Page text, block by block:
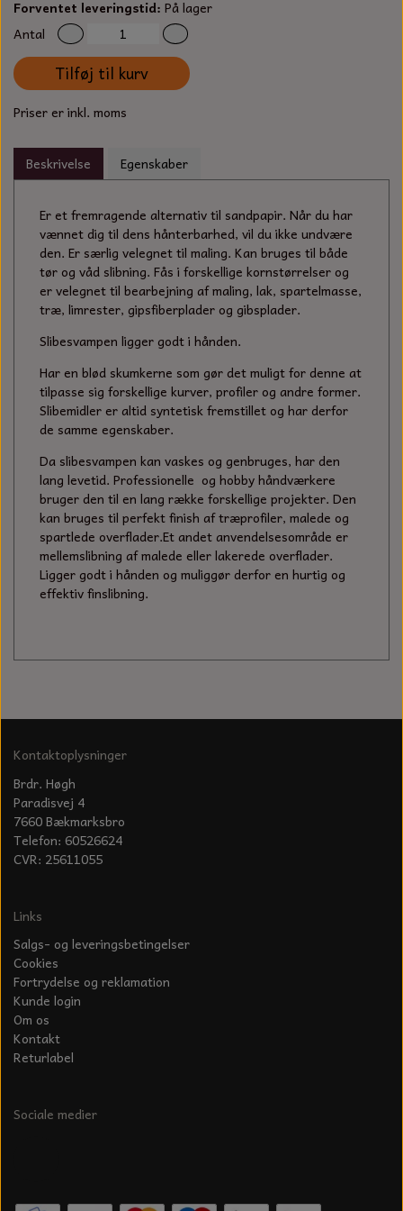
SORTIMENT
FORANKRING
TECUMSEH
OLIE TIL SMÅMOTORER & HAVEMASKINER
SPÆNDEBÅND
BENSINSLANGE OG FILTRE
STARTSNOR OG TILBEHØR
UNIVERSAL KABLER OG TILBEHØR
KÆDER TIL MOTORSAV
SMERGELLÆRRED
KLINGSPOR
STIKSAV KLINGER
BATTERILADEAPPARAT
KNIVE OG TILBEHØR
MEJSLER
VÆRKTØJSSÆT
FEDTPRESSER
Forventet leveringstid: På lager
Antal
Tilføj til kurv
Priser er inkl. moms
Beskrivelse Egenskaber
Er et fremragende alternativtil sandpapir. Når du har
vænnet dig til dens hånterbarhed, vil du ikke undvære
den. Er særlig velegnet til maling. Kan bruges til både
tør og våd slibning. Fås i forskellige kornstørrelser og
er velegnet til bearbejning af maling, lak, spartelmasse,
træ, limrester, gipsfiberplader og gibsplader.
Slibesvampen ligger godt i hånden.
Har en blød skumkerne som gør det muligt for denne at
tilpasse sig forskellige kurver, profiler og andre former.
Slibemidler er altid syntetisk fremstillet og har derfor
de samme egenskaber.
Da slibesvampen kan vaskes og genbruges, har den
lang levetid. Professionelle og hobby håndværkere
bruger den til en lang række forskellige projekter. Den
kan bruges til perfekt finish af træprofiler, malede og
spartlede overflader.Et andet anvendelsesområde er
mellemslibning af malede eller lakerede overflader.
Ligger godt i hånden og muliggør derfor en hurtig og
effektiv finslibning.
Kontaktoplysninger
Brdr. Høgh
Paradisvej 4
7660 Bækmarksbro
Telefon: 60526624
CVR: 25611055
Links
Salgs- og leveringsbetingelser
Cookies
Fortrydelse og reklamation
Kunde login
Om os
Kontakt
Returlabel
Sociale medier